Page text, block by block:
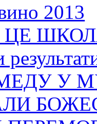
2013
ЦЕ
У